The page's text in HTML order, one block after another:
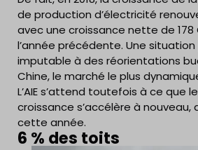
de production d’électricité
avec une croissance nette de 178
l’année précédente. Une
imputable à des réorientations
Chine, le marché le plus
L’AIE s’attend toutefois à ce que
croissance s’accélère à nouveau,
cette année.
6 % des toits